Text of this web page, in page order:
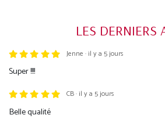
LES DERNIERS
Trustpilot Jenne · il y a 5 jours
Super !!!!
CB · il y a 5 jours
Belle qualité